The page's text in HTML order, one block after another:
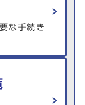
な手続き